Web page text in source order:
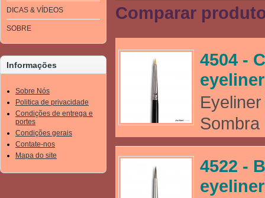
DICAS & VÍDEOS
SOBRE
Informações
Sobre Nós
Politica de privacidade
Condições de entrega e
portes
Condições gerais
Contate-nos
Mapa do site
Comparar
4504 -
eyeliner
4522 -
eyeliner